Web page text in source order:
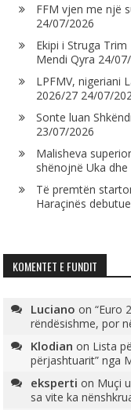
FFM vjen me një
24/07/2026
Ekipi i Struga
Mendi Qyra 24/
LPFMV, nigeriani
2026/27 24/07/
Sonte luan
23/07/2026
Malisheva
shënojnë Uka
Të premtën
Haraçinës
KOMENTET E FUNDIT
Luciano on“Euro
rëndësishme, por
Klodian on Lista
përjashtuarit” nga
eksperti on Muçi
sa vite ka